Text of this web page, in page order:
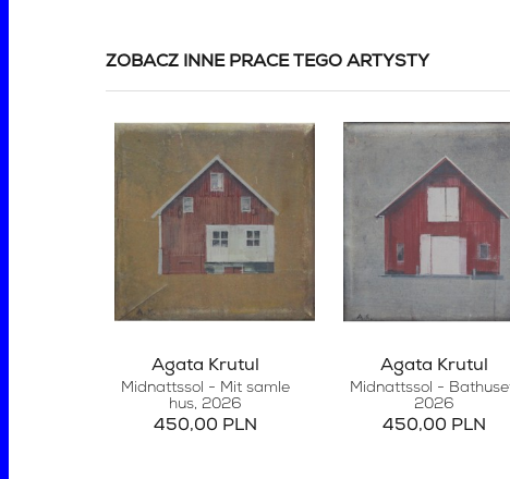
ZOBACZ INNE PRACE TEGO ARTYSTY
Agata Krutul
Midnattssol - Mit samle
hus, 2026
450,00 PLN
Agata Krutul
Midnattssol -
2026
450,00 PLN